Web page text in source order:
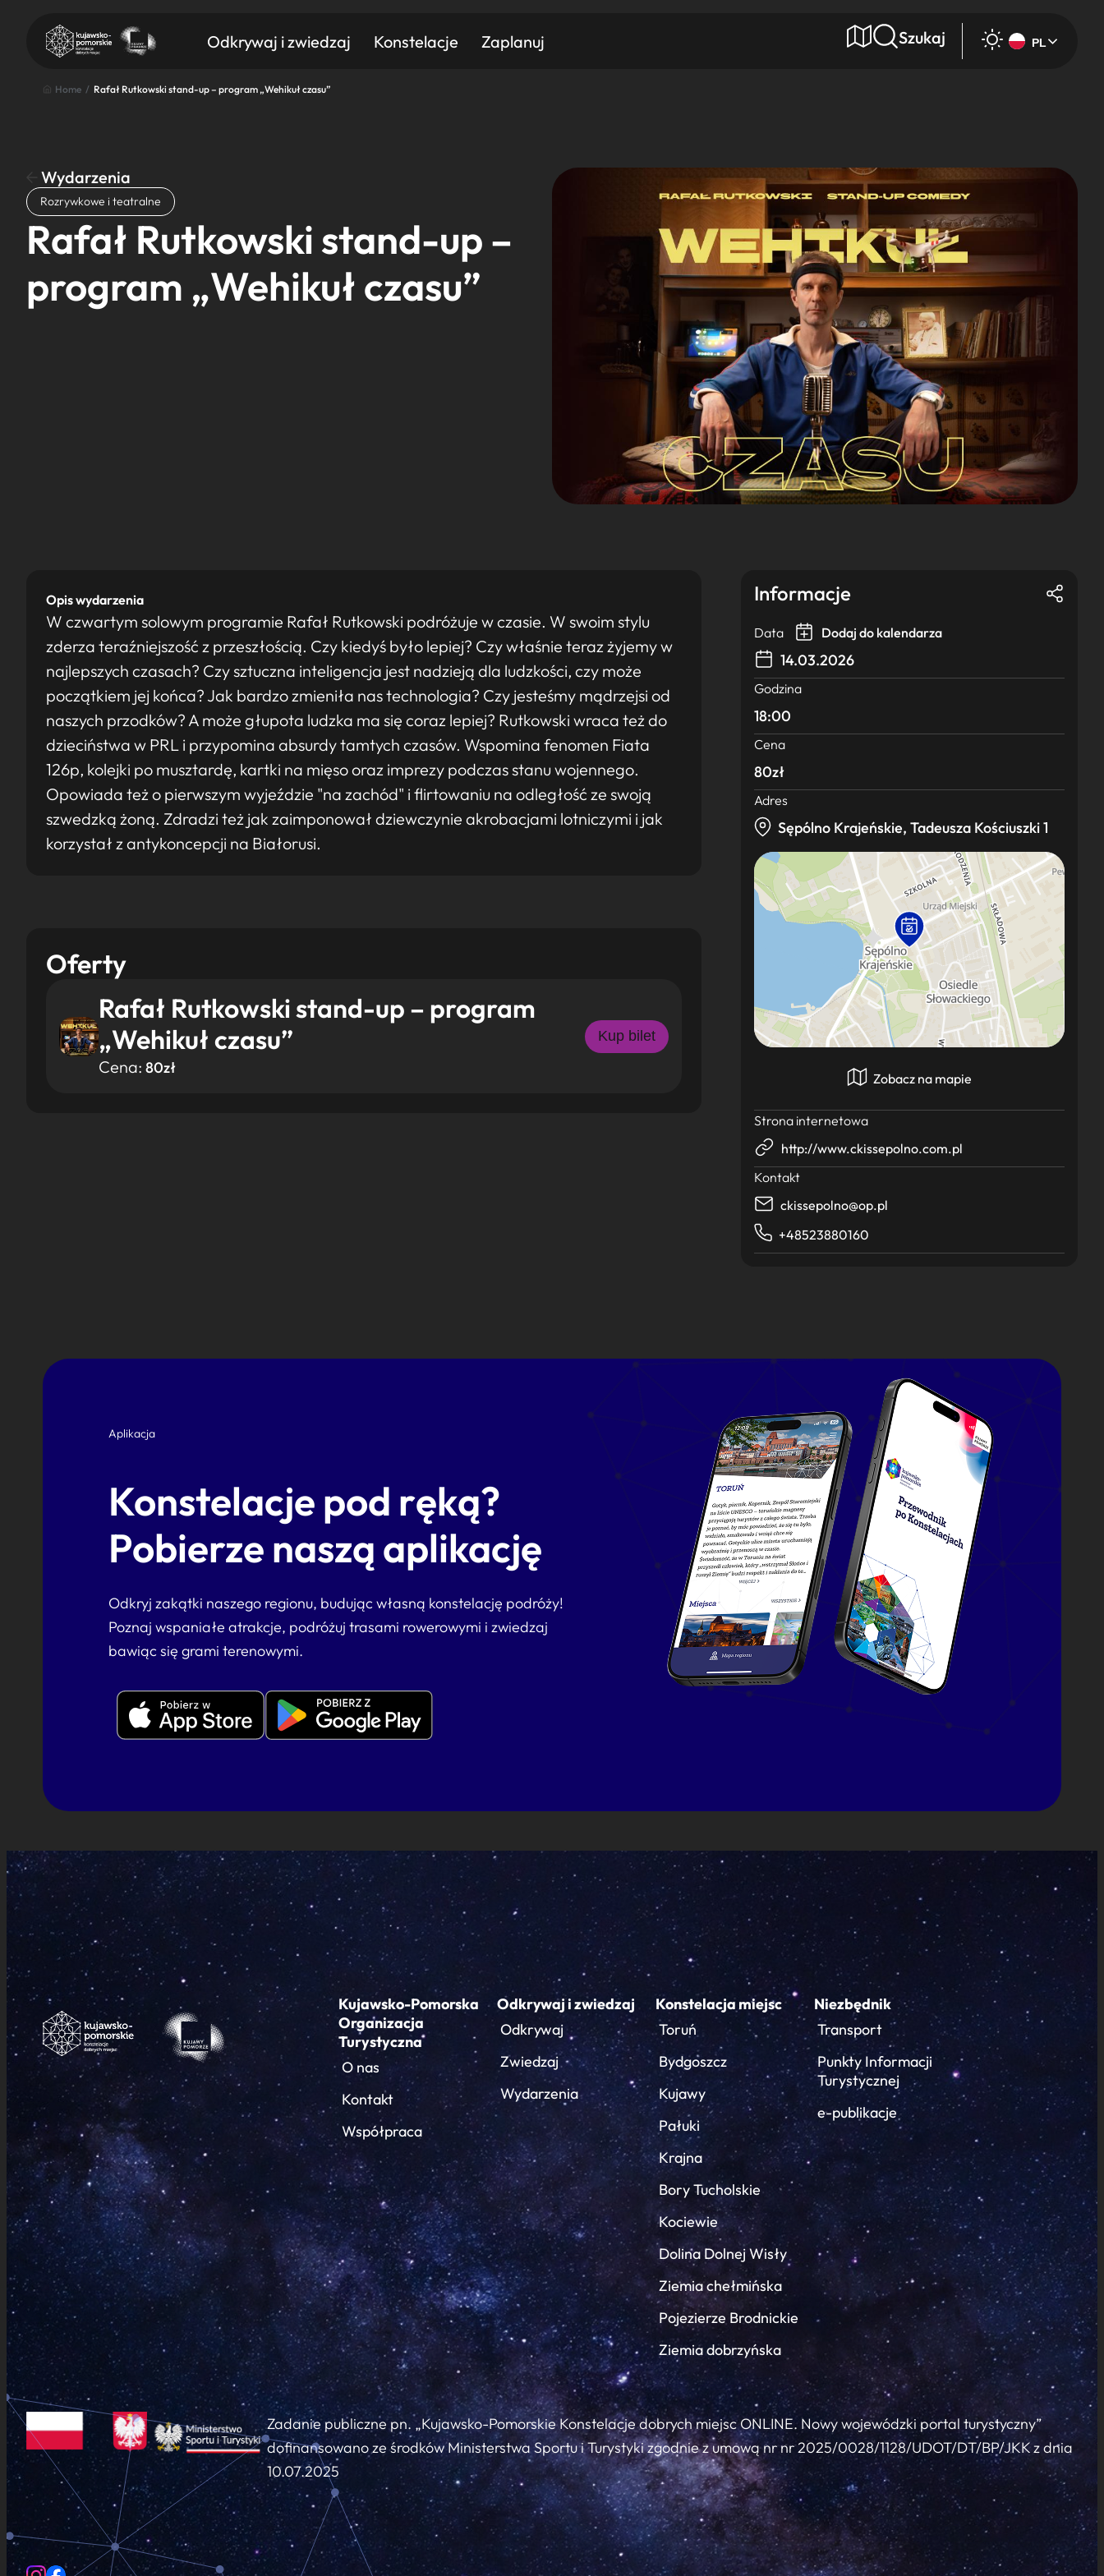
Odkrywaj i zwiedzaj Konstelacje Zaplanuj Szukaj PL
Znajdź atrakcję
Nazwa atrakcji Wyszukaj
Home / Rafał Rutkowski stand-up – program „Wehikuł czasu”
Wydarzenia
Rozrywkowe i teatralne
Rafał Rutkowski stand-up –
program „Wehikuł czasu”
Opis wydarzenia
W czwartym solowym programie Rafał Rutkowski podróżuje w czasie. W swoim stylu
zderza teraźniejszość z przeszłością. Czy kiedyś było lepiej? Czy właśnie teraz żyjemy w
najlepszych czasach? Czy sztuczna inteligencja jest nadzieją dla ludzkości, czy może
początkiem jej końca? Jak bardzo zmieniła nas technologia? Czy jesteśmy mądrzejsi od
naszych przodków? A może głupota ludzka ma się coraz lepiej? Rutkowski wraca też do
dzieciństwa w PRL i przypomina absurdy tamtych czasów. Wspomina fenomen Fiata
126p, kolejki po musztardę, kartki na mięso oraz imprezy podczas stanu wojennego.
Opowiada też o pierwszym wyjeździe "na zachód" i flirtowaniu na odległość ze swoją
szwedzką żoną. Zdradzi też jak zaimponował dziewczynie akrobacjami lotniczymi i jak
korzystał z antykoncepcji na Białorusi.
Oferty
Rafał Rutkowski stand-up – program
„Wehikuł czasu”
Cena: 80zł
Kup bilet
Informacje
Data Dodaj do kalendarza
14.03.2026
Godzina
18:00
Cena
80zł
Adres
Sępólno Krajeńskie, Tadeusza Kościuszki 1
Zobacz na mapie
Strona internetowa
http://www.ckissepolno.com.pl
Kontakt
ckissepolno@op.pl
+48523880160
Aplikacja
Konstelacje pod ręką?
Pobierze naszą aplikację
Odkryj zakątki naszego regionu, budując własną konstelację podróży!
Poznaj wspaniałe atrakcje, podróżuj trasami rowerowymi i zwiedzaj
bawiąc się grami terenowymi.
Kujawsko-Pomorska
Organizacja
Turystyczna
O nas
Kontakt
Współpraca
Odkrywaj i zwiedzaj
Odkrywaj
Zwiedzaj
Wydarzenia
Konstelacja miejsc
Toruń
Bydgoszcz
Kujawy
Pałuki
Krajna
Bory Tucholskie
Kociewie
Dolina Dolnej Wisły
Ziemia chełmińska
Pojezierze Brodnickie
Ziemia dobrzyńska
Niezbędnik
Transport
Punkty Informacji
Turystycznej
e-publikacje
Zadanie publiczne pn. „Kujawsko-Pomorskie Konstelacje dobrych miejsc ONLINE. Nowy wojewódzki portal turystyczny”
dofinansowano ze środków Ministerstwa Sportu i Turystyki zgodnie z umową nr nr 2025/0028/1128/UDOT/DT/BP/JKK z dnia
10.07.2025